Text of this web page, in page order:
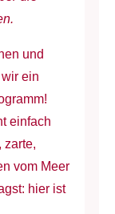
und
ein
einfach
zarte,
vom Meer
hier ist